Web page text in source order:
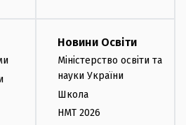
Новини Освіти
Міністерство освіти та
науки України
Школа
НМТ 2026